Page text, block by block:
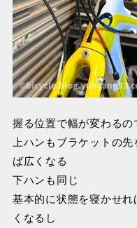
握る位置で幅が変わる
上ハンもブラケットの
ば広くなる
下ハンも同じ
基本的に状態を寝かせ
くなるし